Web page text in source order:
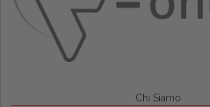
Chi Siamo